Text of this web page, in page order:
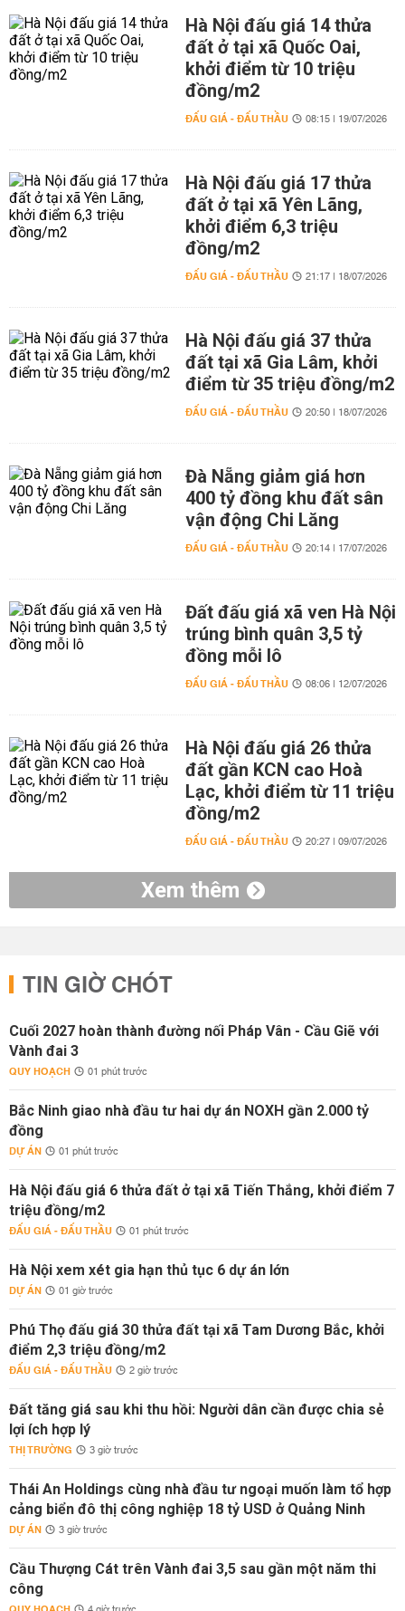
Hà Nội đấu giá 14 thửa
đất ở tại xã Quốc Oai,
khởi điểm từ 10 triệu
đồng/m2
ĐẤU GIÁ - ĐẤU THẦU 08:15 | 19/07/2026
Hà Nội đấu giá 17 thửa
đất ở tại xã Yên Lãng,
khởi điểm 6,3 triệu
đồng/m2
ĐẤU GIÁ - ĐẤU THẦU 21:17 | 18/07/2026
Hà Nội đấu giá 37 thửa
đất tại xã Gia Lâm, khởi
điểm từ 35 triệu đồng/m2
ĐẤU GIÁ - ĐẤU THẦU 20:50 | 18/07/2026
Đà Nẵng giảm giá hơn
400 tỷ đồng khu đất sân
vận động Chi Lăng
ĐẤU GIÁ - ĐẤU THẦU 20:14 | 17/07/2026
Đất đấu giá xã ven Hà Nội
trúng bình quân 3,5 tỷ
đồng mỗi lô
ĐẤU GIÁ - ĐẤU THẦU 08:06 | 12/07/2026
Hà Nội đấu giá 26 thửa
đất gần KCN cao Hoà
Lạc, khởi điểm từ 11 triệu
đồng/m2
ĐẤU GIÁ - ĐẤU THẦU 20:27 | 09/07/2026
Xem thêm
TIN GIỜ CHÓT
Cuối 2027 hoàn thành đường nối Pháp Vân - Cầu Giẽ với
Vành đai 3
QUY HOẠCH 01 phút trước
Bắc Ninh giao nhà đầu tư hai dự án NOXH gần 2.000 tỷ
đồng
DỰ ÁN 01 phút trước
Hà Nội đấu giá 6 thửa đất ở tại xã Tiến Thắng, khởi điểm 7
triệu đồng/m2
ĐẤU GIÁ - ĐẤU THẦU 01 phút trước
Hà Nội xem xét gia hạn thủ tục 6 dự án lớn
DỰ ÁN 01 giờ trước
Phú Thọ đấu giá 30 thửa đất tại xã Tam Dương Bắc, khởi
điểm 2,3 triệu đồng/m2
ĐẤU GIÁ - ĐẤU THẦU 2 giờ trước
Đất tăng giá sau khi thu hồi: Người dân cần được chia sẻ
lợi ích hợp lý
THỊ TRƯỜNG 3 giờ trước
Thái An Holdings cùng nhà đầu tư ngoại muốn làm tổ hợp
cảng biển đô thị công nghiệp 18 tỷ USD ở Quảng Ninh
DỰ ÁN 3 giờ trước
Cầu Thượng Cát trên Vành đai 3,5 sau gần một năm thi
công